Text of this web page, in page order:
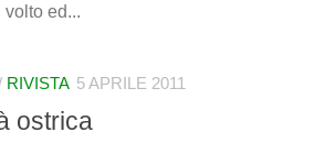
ed...
RIVISTA 5 APRILE 2011
ostrica